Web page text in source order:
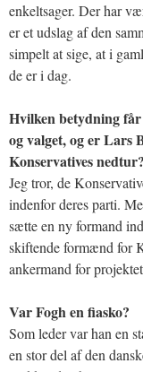
enkeltsager. Der har
er et udslag af den
simpelt at sige, at i
de er i dag.
Hvilken betydning får
og valget, og er Lars
Konservatives nedtur?
Jeg tror, de
indenfor deres parti.
sætte en ny formand
skiftende formænd for
ankermand for
Var Fogh en fiasko?
Som leder var han en
en stor del af den